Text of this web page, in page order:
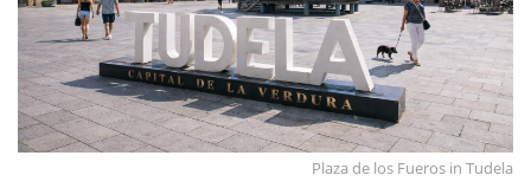
Plaza de los Fueros in Tudela